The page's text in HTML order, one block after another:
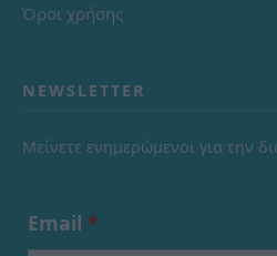
Όροι χρήσης
NEWSLETTER
Μείνετε ενημερώμενοι για την
Email *